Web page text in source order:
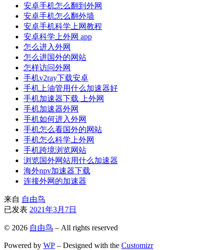
安卓手机怎么翻到外网
安卓手机怎么翻外墙
安卓手机科学上网教程
安卓科学上外网 app
怎么进入外网
怎么进国外的网站
怎样访问外网
手机v2ray下载安卓
手机上油管用什么加速器好
手机加速器下载 上外网
手机加速器外网
手机如何进入外网
手机怎么看国外的网站
手机怎么科学上外网
手机跨境浏览网站
浏览国外网站用什么加速器
海外npv加速器下载
连接外网的加速器
来自 自由鸟
已发表 2021年3月7日
© 2026 自由鸟 – All rights reserved
Powered by WP – Designed with the Customizr